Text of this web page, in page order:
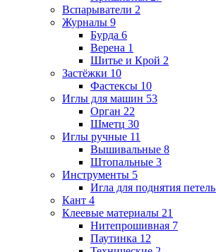
Вспарыватели 2
Журналы 9
Бурда 6
Верена 1
Шитье и Крой 2
Застёжки 10
Фастексы 10
Иглы для машин 53
Орган 22
Шметц 30
Иглы ручные 11
Вышивальные 8
Штопальные 3
Инструменты 5
Игла для поднятия петель
Кант 4
Клеевые материалы 21
Нитепрошивная 7
Паутинка 12